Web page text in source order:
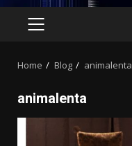
PRIMARY
Home Blog animalenta
animalenta